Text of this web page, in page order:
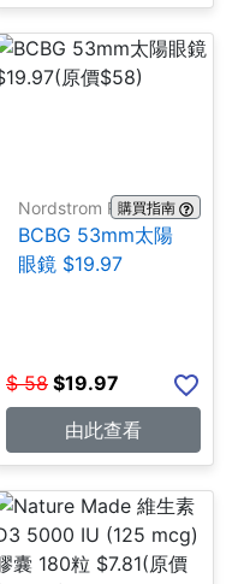
Nordstrom Rack購買指南
BCBG 53mm太陽
眼鏡 $19.97
$ 58 $19.97
由此查看